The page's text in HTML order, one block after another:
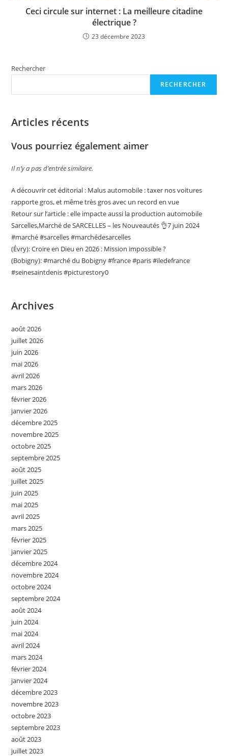
Ceci circule sur internet : La meilleure citadine
électrique ?
23 décembre 2023
Rechercher
RECHERCHER
Articles récents
Vous pourriez également aimer
Il n’y a pas d’entrée similaire.
A découvrir cet éditorial : Malus automobile : taxer nos voitures
rapporte gros, et même très gros avec un record en vue
Retour sur l’article : elle impacte aussi la production automobile
Sarcelles,Marché de SARCELLES – les Nouveautés 👌7 juin 2024
#marché #sarcelles #marchédesarcelles
(Évry): Croire en Dieu en 2026 : Mission impossible ?
(Bobigny): #marché du Bobigny #france #paris #iledefrance
#seinesaintdenis #picturestory0
Archives
août 2026
juillet 2026
juin 2026
mai 2026
avril 2026
mars 2026
février 2026
janvier 2026
décembre 2025
novembre 2025
octobre 2025
septembre 2025
août 2025
juillet 2025
juin 2025
mai 2025
avril 2025
mars 2025
février 2025
janvier 2025
décembre 2024
novembre 2024
octobre 2024
septembre 2024
août 2024
juin 2024
mai 2024
avril 2024
mars 2024
février 2024
janvier 2024
décembre 2023
novembre 2023
octobre 2023
septembre 2023
août 2023
juillet 2023